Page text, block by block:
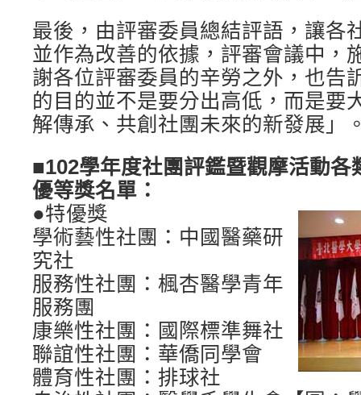
最後，由評審委員總結評語，讓各
並作為改善的依據，評審會議中，
謝各位評審委員的辛勞之外，也告
的目的並不是要分出高低，而是要
解傳承、共創社團未來的新發展」
■102學年度社團評鑑暨觀摩活動各
優等獎名單：
●特優獎
學術藝性社團：中國醫藥研
究社
服務性社團：楓杏醫學青年
服務團
康樂性社團：國際標準舞社
聯誼性社團：華僑同學會
體育性社團：排球社